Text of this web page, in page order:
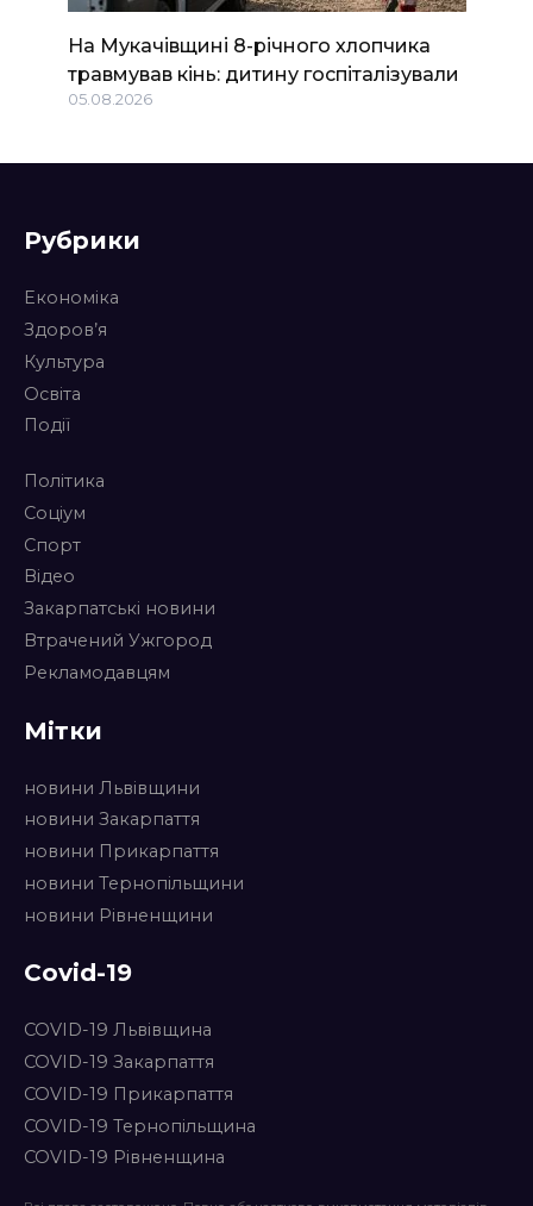
На Мукачівщині 8-річного хлопчика
травмував кінь: дитину госпіталізували
05.08.2026
Рубрики
Економіка
Здоров’я
Культура
Освіта
Події
Політика
Соціум
Спорт
Відео
Закарпатські новини
Втрачений Ужгород
Рекламодавцям
Мітки
новини Львівщини
новини Закарпаття
новини Прикарпаття
новини Тернопільщини
новини Рівненщини
Covid-19
COVID-19 Львівщина
COVID-19 Закарпаття
COVID-19 Прикарпаття
COVID-19 Тернопільщина
COVID-19 Рівненщина